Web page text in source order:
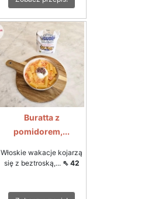
Buratta z
pomidorem,...
Włoskie wakacje kojarzą
się z beztroską,... ⇖ 42